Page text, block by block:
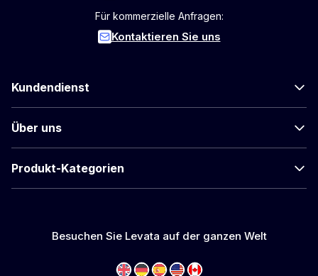
Für kommerzielle Anfragen:
Kontaktieren Sie uns
Kundendienst
Über uns
Produkt-Kategorien
Besuchen Sie Levata auf der ganzen Welt